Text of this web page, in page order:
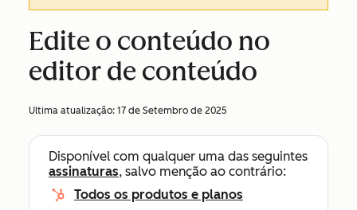
Edite o conteúdo no
editor de conteúdo
Ultima atualização: 17 de Setembro de 2025
Disponível com qualquer uma das seguintes
assinaturas, salvo menção ao contrário:
Todos os produtos e planos